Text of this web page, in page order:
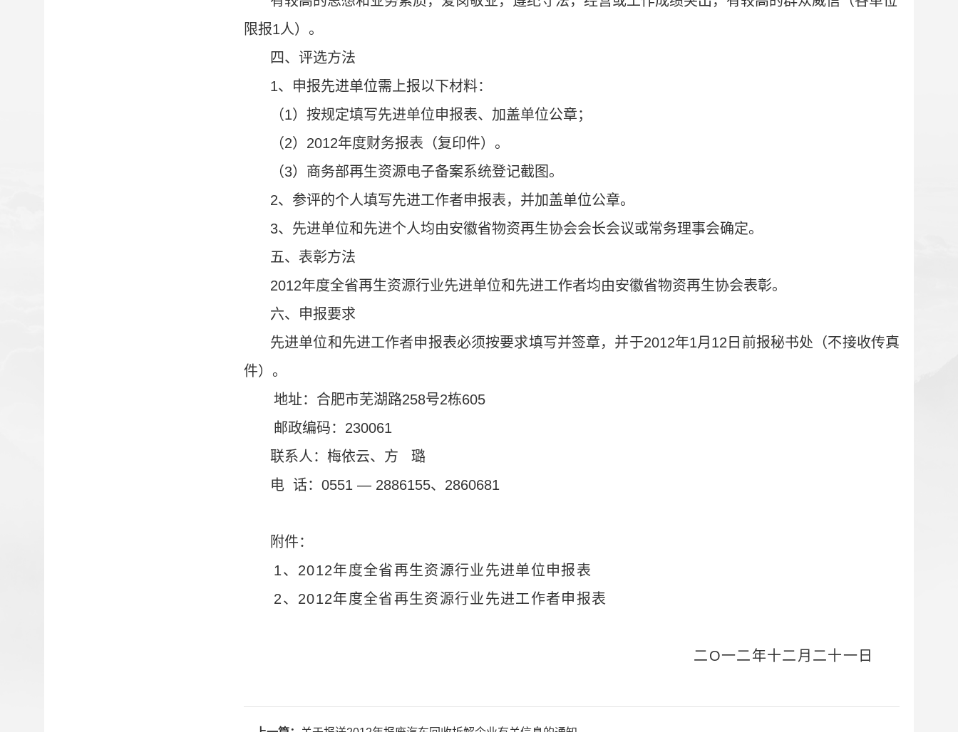
限报1人）。
四、评选方法
1、申报先进单位需上报以下材料：
（1）按规定填写先进单位申报表、加盖单位公章；
（2） 2012年度财务报表（复印件）。
（3）商务部再生资源电子备案系统登记截图。
2、参评的个人填写先进工作者申报表，并加盖单位公章。
3、先进单位和先进个人均由安徽省物资再生协会会长会议或常务理事会确定。
五、表彰方法
2012年度全省再生资源行业先进单位和先进工作者均由安徽省物资再生协会表彰。
六、申报要求
先进单位和先进工作者申报表必须按要求填写并签章，并于2012年1月 12 日前报秘书处（不接收传真
件）。
地址：合肥市芜湖路258号2栋605
邮政编码： 230061
联系人：梅依云、方
璐
电 话： 0551 — 2886155、 2860681
附件：
1、 2012年度全省再生资源行业先进单位申报表
2、 2012年度全省再生资源行业先进工作者申报表
二O一二年十二月二十一日